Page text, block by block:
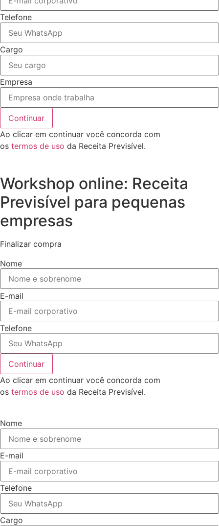
Telefone
Cargo
Empresa
Continuar
Ao clicar em continuar você concorda com
os termos de uso da Receita Previsível.
Workshop online: Receita
Previsível para pequenas
empresas
Finalizar compra
Nome
E-mail
Telefone
Continuar
Ao clicar em continuar você concorda com
os termos de uso da Receita Previsível.
Nome
E-mail
Telefone
Cargo